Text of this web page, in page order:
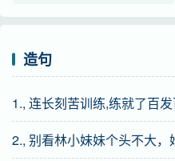
造句
1., 连长刻苦训练,练就了百发
2., 别看林小妹妹个头不大，